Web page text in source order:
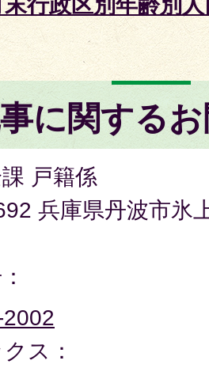
行政区別年齢別
に関する
戸籍係
兵庫県丹波市氷
ス：